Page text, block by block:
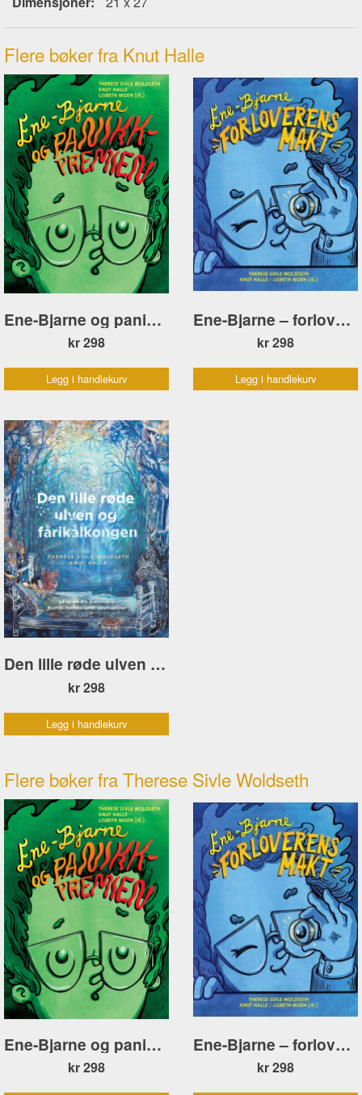
Flere bøker fra Knut Halle
Ene-Bjarne og panikkpremien
kr 298
Legg i handlekurv
Ene-Bjarne – forloverens makt
kr 298
Legg i handlekurv
Den lille røde ulven og fårikålkongen
kr 298
Legg i handlekurv
Flere bøker fra Therese Sivle Woldseth
Ene-Bjarne og panikkpremien
kr 298
Ene-Bjarne – forloverens makt
kr 298